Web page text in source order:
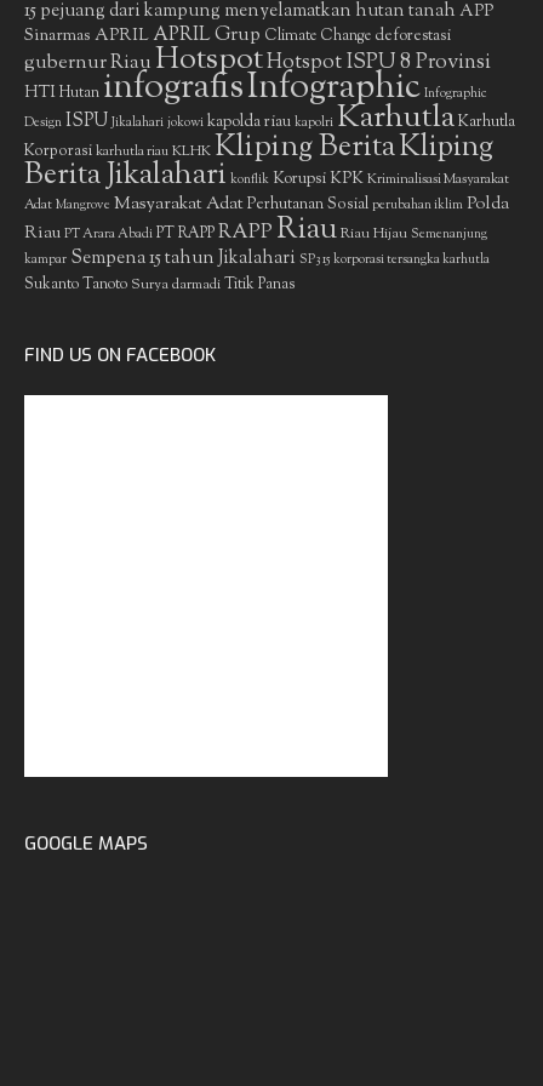
15 pejuang dari kampung menyelamatkan hutan tanah APP
Sinarmas APRIL APRIL Grup Climate Change deforestasi
gubernur RiauHotspotHotspot ISPU 8 Provinsi
HTIHutan infografisInfographic Infographic
Design ISPU Jikalahari jokowi kapolda riau kapolri KarhutlaKarhutla
Korporasikarhutla riauKLHKKliping BeritaKliping
Berita Jikalahari konflik Korupsi KPKKriminalisasi Masyarakat
Adat Mangrove Masyarakat AdatPerhutanan Sosial perubahan iklim Polda
Riau PT Arara Abadi PT RAPPRAPPRiauRiau Hijau Semenanjung
kampar Sempena 15 tahun Jikalahari SP3 15 korporasi tersangka karhutla
Sukanto Tanoto Surya darmadiTitik Panas
FIND US ON FACEBOOK
GOOGLE MAPS